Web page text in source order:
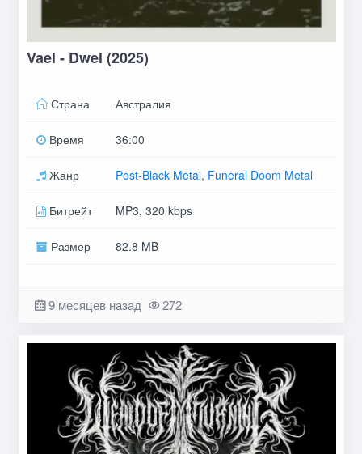
Vael - Dwel (2025)
Страна Австралия
Время 36:00
Жанр Post-Black Metal, Funeral Doom Metal
Битрейт MP3, 320 kbps
Размер 82.8 MB
9 месяцев назад 272